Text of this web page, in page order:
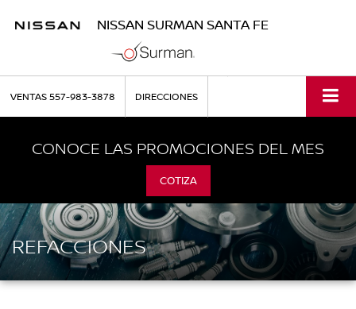
NISSAN SURMAN SANTA FE
VENTAS557-983-3878 DIRECCIONES
CONOCE LAS PROMOCIONES DEL MES
COTIZA
REFACCIONES